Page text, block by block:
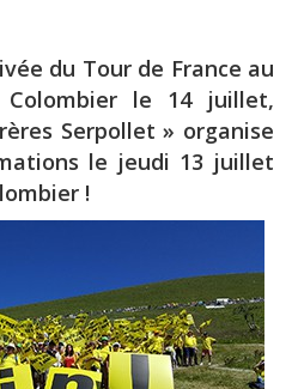
du Tour de France au
le 14 juillet,
Serpollet » organise
le jeudi 13 juillet
!